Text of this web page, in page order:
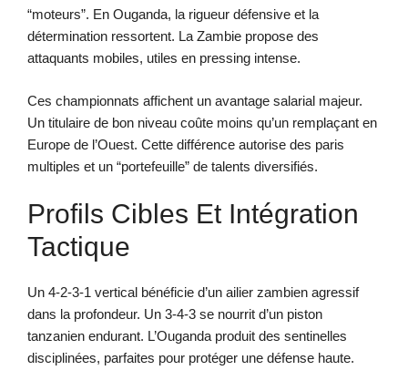
“moteurs”. En Ouganda, la rigueur défensive et la
détermination ressortent. La Zambie propose des
attaquants mobiles, utiles en pressing intense.
Ces championnats affichent un avantage salarial majeur.
Un titulaire de bon niveau coûte moins qu’un remplaçant en
Europe de l’Ouest. Cette différence autorise des paris
multiples et un “portefeuille” de talents diversifiés.
Profils Cibles Et Intégration
Tactique
Un 4-2-3-1 vertical bénéficie d’un ailier zambien agressif
dans la profondeur. Un 3-4-3 se nourrit d’un piston
tanzanien endurant. L’Ouganda produit des sentinelles
disciplinées, parfaites pour protéger une défense haute.